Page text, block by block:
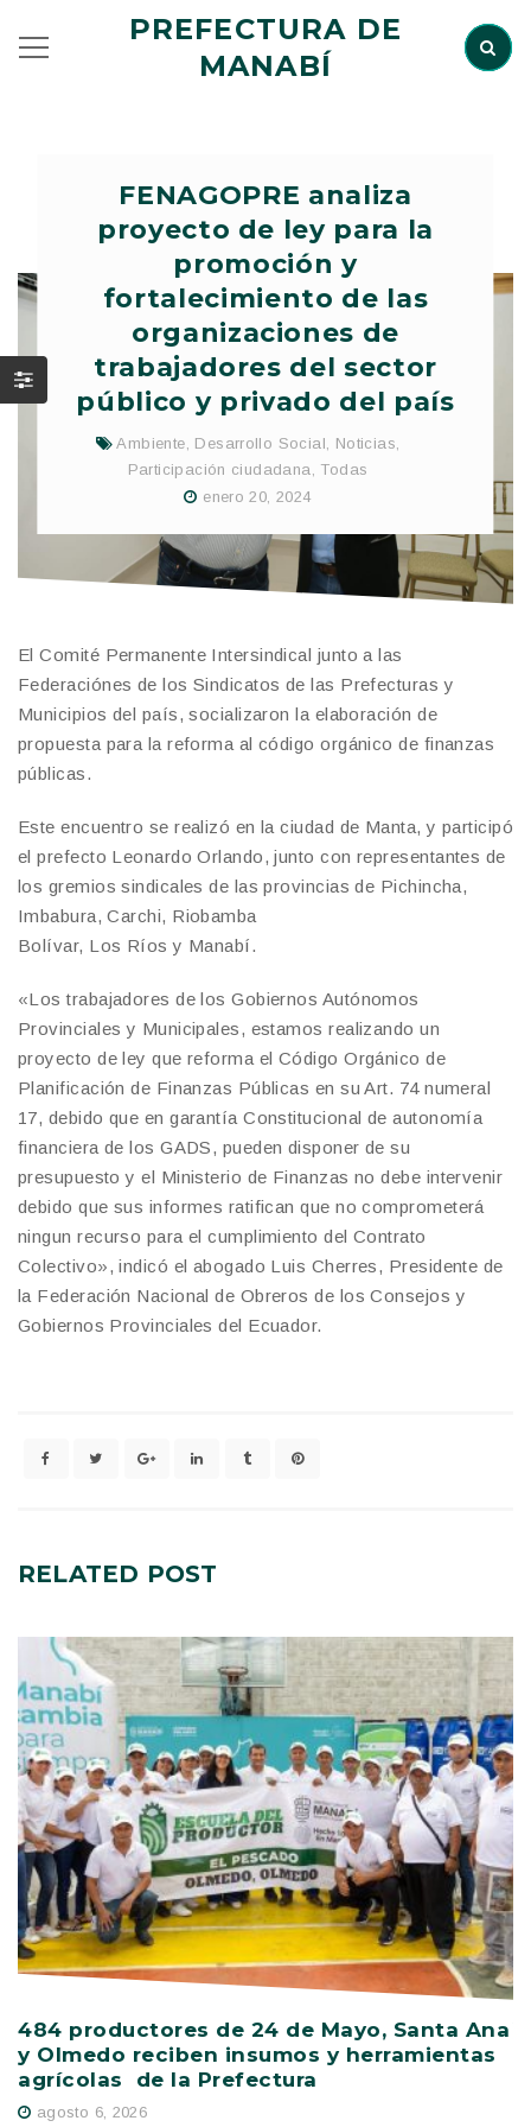
PREFECTURA DE
MANABÍ
FENAGOPRE analiza
proyecto de ley para la
promoción y
fortalecimiento de las
organizaciones de
trabajadores del sector
público y privado del país
Ambiente, Desarrollo Social, Noticias,
Participación ciudadana, Todas
enero 20, 2024
El Comité Permanente Intersindical junto a las
Federaciónes de los Sindicatos de las Prefecturas y
Municipios del país, socializaron la elaboración de
propuesta para la reforma al código orgánico de finanzas
públicas.
Este encuentro se realizó en la ciudad de Manta, y participó
el prefecto Leonardo Orlando, junto con representantes de
los gremios sindicales de las provincias de Pichincha,
Imbabura, Carchi, Riobamba
Bolívar, Los Ríos y Manabí.
«Los trabajadores de los Gobiernos Autónomos
Provinciales y Municipales, estamos realizando un
proyecto de ley que reforma el Código Orgánico de
Planificación de Finanzas Públicas en su Art. 74 numeral
17, debido que en garantía Constitucional de autonomía
financiera de los GADS, pueden disponer de su
presupuesto y el Ministerio de Finanzas no debe intervenir
debido que sus informes ratifican que no comprometerá
ningun recurso para el cumplimiento del Contrato
Colectivo», indicó el abogado Luis Cherres, Presidente de
la Federación Nacional de Obreros de los Consejos y
Gobiernos Provinciales del Ecuador.
RELATED POST
484 productores de 24 de Mayo, Santa Ana
y Olmedo reciben insumos y herramientas
agrícolas de la Prefectura
agosto 6, 2026